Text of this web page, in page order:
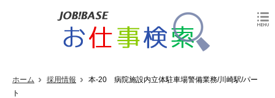
ホーム 採用情報
本-20 病院施設内立体駐車場警備業務/川崎駅/パー
ト